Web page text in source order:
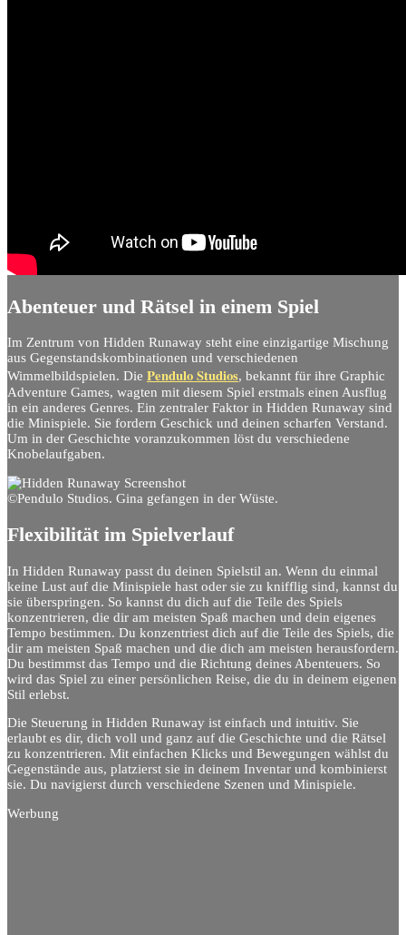
Abenteuer und Rätsel in einem Spiel
Im Zentrum von Hidden Runaway steht eine einzigartige Mischung
aus Gegenstandskombinationen und verschiedenen
Wimmelbildspielen. Die Pendulo Studios, bekannt für ihre Graphic
Adventure Games, wagten mit diesem Spiel erstmals einen Ausflug
in ein anderes Genres. Ein zentraler Faktor in Hidden Runaway sind
die Minispiele. Sie fordern Geschick und deinen scharfen Verstand.
Um in der Geschichte voranzukommen löst du verschiedene
Knobelaufgaben.
©Pendulo Studios. Gina gefangen in der Wüste.
Flexibilität im Spielverlauf
In Hidden Runaway passt du deinen Spielstil an. Wenn du einmal
keine Lust auf die Minispiele hast oder sie zu knifflig sind, kannst du
sie überspringen. So kannst du dich auf die Teile des Spiels
konzentrieren, die dir am meisten Spaß machen und dein eigenes
Tempo bestimmen. Du konzentriest dich auf die Teile des Spiels, die
dir am meisten Spaß machen und die dich am meisten herausfordern.
Du bestimmst das Tempo und die Richtung deines Abenteuers. So
wird das Spiel zu einer persönlichen Reise, die du in deinem eigenen
Stil erlebst.
Die Steuerung in Hidden Runaway ist einfach und intuitiv. Sie
erlaubt es dir, dich voll und ganz auf die Geschichte und die Rätsel
zu konzentrieren. Mit einfachen Klicks und Bewegungen wählst du
Gegenstände aus, platzierst sie in deinem Inventar und kombinierst
sie. Du navigierst durch verschiedene Szenen und Minispiele.
Werbung